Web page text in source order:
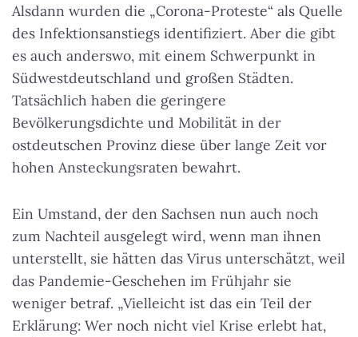
Alsdann wurden die „Corona-Proteste“ als Quelle
des Infektionsanstiegs identifiziert. Aber die gibt
es auch anderswo, mit einem Schwerpunkt in
Südwestdeutschland und großen Städten.
Tatsächlich haben die geringere
Bevölkerungsdichte und Mobilität in der
ostdeutschen Provinz diese über lange Zeit vor
hohen Ansteckungsraten bewahrt.
Ein Umstand, der den Sachsen nun auch noch
zum Nachteil ausgelegt wird, wenn man ihnen
unterstellt, sie hätten das Virus unterschätzt, weil
das Pandemie-Geschehen im Frühjahr sie
weniger betraf. „Vielleicht ist das ein Teil der
Erklärung: Wer noch nicht viel Krise erlebt hat,